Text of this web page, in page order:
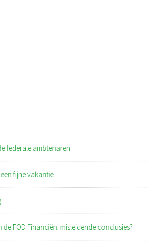
federale ambtenaren
fijne vakantie
FOD Financiën: misleidende conclusies?